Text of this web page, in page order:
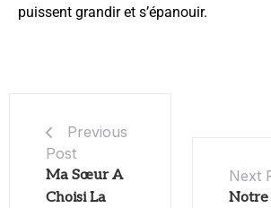
puissent grandir et s’épanouir.
Previous
Post
Ma Sœur A
Choisi La
Next
Notre